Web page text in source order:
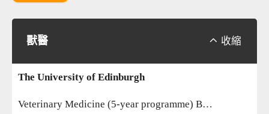
獸醫  收縮
The University of Edinburgh
Veterinary Medicine (5-year programme) BVM&S